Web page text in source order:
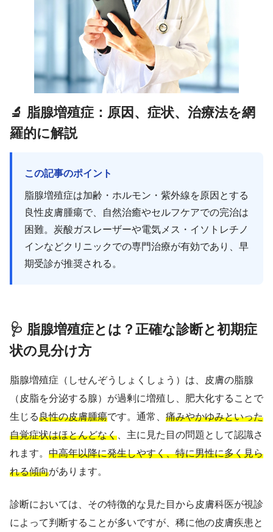
🔬 脂腺増殖症：原因、症状、治療法を網
羅的に解説
この記事のポイント
脂腺増殖症は加齢・ホルモン・紫外線を原因とする
良性皮膚腫瘍で、自然治癒やセルフケアでの完治は
困難。炭酸ガスレーザーや電気メス・イソトレチノ
インなどクリニックでの専門治療が有効であり、早
期受診が推奨される。
🩺 脂腺増殖症とは？正確な診断と初期症
状の見分け方
脂腺増殖症（しせんぞうしょくしょう）は、皮膚の脂腺
（皮脂を分泌する腺）が過剰に増殖し、肥大化することで
生じる良性の皮膚腫瘍です。通常、 痛みやかゆみといった
自覚症状はほとんどなく 、主に見た目の問題として認識さ
れます。 中高年以降に発生しやすく、特に男性に多く見ら
れる傾向があります。
診断においては、その特徴的な見た目から皮膚科医が視診
によって判断することが多いですが、稀に他の皮膚疾患と